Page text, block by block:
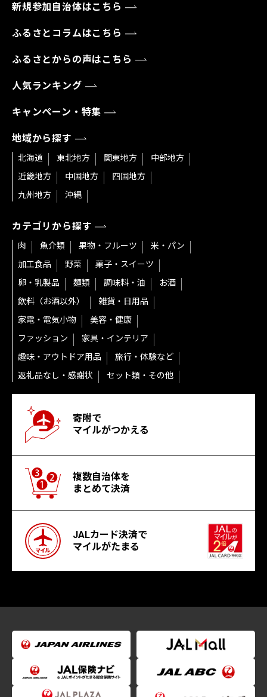
新規参加自治体はこちら
ふるさとコラムはこちら
ふるさとからの声はこちら
人気ランキング
キャンペーン・特集
地域から探す
北海道 東北地方 関東地方
中部地方
近畿地方
中国地方
四国地方
九州地方
沖縄
カテゴリから探す
肉 魚介類 果物・フルーツ
米・パン
加工食品
野菜
菓子・スイーツ
卵・乳製品
麺類 調味料・油
お酒
飲料（お酒以外）
雑貨・日用品
家電・電気小物
美容・健康
ファッション
家具・インテリア
趣味・アウトドア用品
旅行・体験など
返礼品なし・感謝状
セット類・その他
寄附で
マイルがつかえる
複数自治体を
まとめて決済
JALカード決済で
マイルがたまる